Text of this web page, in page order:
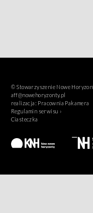
© Stowarzyszenie Nowe
aff@nowehoryzonty.pl
realizacja: Pracownia Pakamera
Regulamin serwisu ›
Ciasteczka